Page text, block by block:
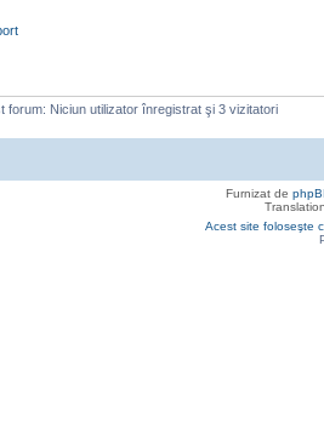
forum: Niciun utilizator înregistrat şi 3 vizitatori
Furnizat de
Acest site foloseşte